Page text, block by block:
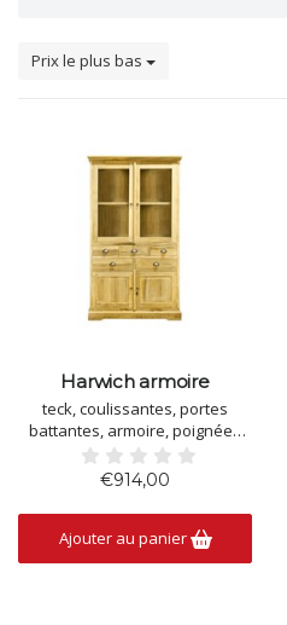
Prix le plus bas
Harwich armoire
teck, coulissantes, portes
battantes, armoire, poignées
demi-arrondies, taille: LxPxH =
200x53x210
€914,00
Ajouter au panier